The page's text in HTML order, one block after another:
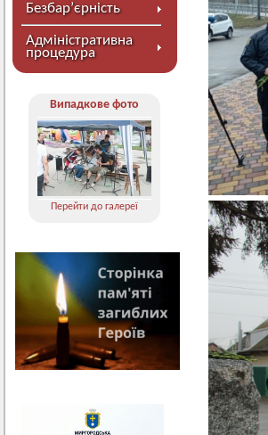
Безбар’єрність
Адміністративна
процедура
Випадкове фото
Перейти до галереї